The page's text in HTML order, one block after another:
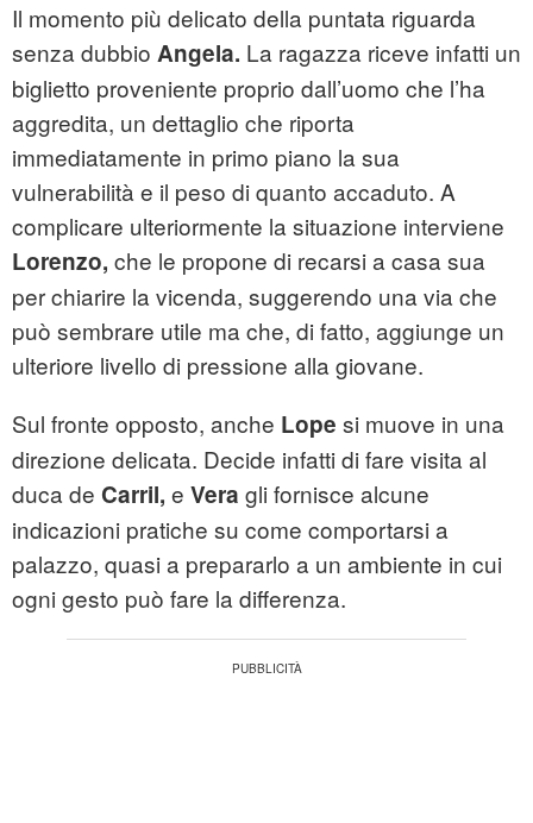
Il momento più delicato della puntata riguarda
senza dubbio Angela. La ragazza riceve infatti un
biglietto proveniente proprio dall’uomo che l’ha
aggredita, un dettaglio che riporta
immediatamente in primo piano la sua
vulnerabilità e il peso di quanto accaduto. A
complicare ulteriormente la situazione interviene
Lorenzo, che le propone di recarsi a casa sua
per chiarire la vicenda, suggerendo una via che
può sembrare utile ma che, di fatto, aggiunge un
ulteriore livello di pressione alla giovane.
Sul fronte opposto, anche Lope si muove in una
direzione delicata. Decide infatti di fare visita al
duca de Carril, e Vera gli fornisce alcune
indicazioni pratiche su come comportarsi a
palazzo, quasi a prepararlo a un ambiente in cui
ogni gesto può fare la differenza.